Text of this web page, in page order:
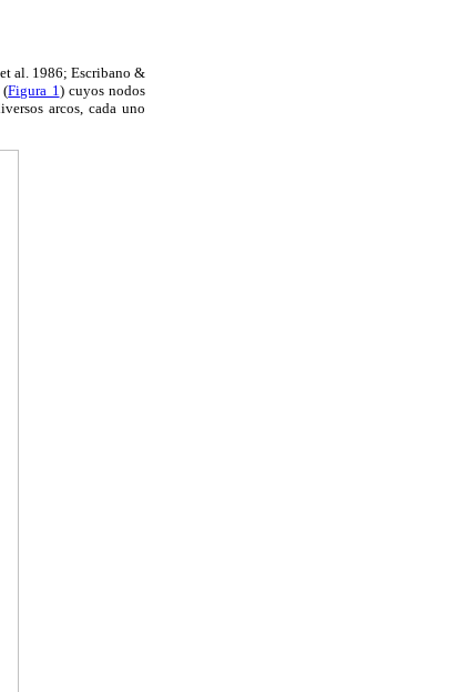
al. 1986; Escribano &
(Figura 1) cuyos nodos
arcos, cada uno